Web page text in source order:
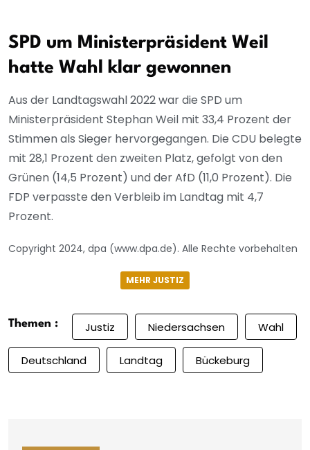
SPD um Ministerpräsident Weil
hatte Wahl klar gewonnen
Aus der Landtagswahl 2022 war die SPD um
Ministerpräsident Stephan Weil mit 33,4 Prozent der
Stimmen als Sieger hervorgegangen. Die CDU belegte
mit 28,1 Prozent den zweiten Platz, gefolgt von den
Grünen (14,5 Prozent) und der AfD (11,0 Prozent). Die
FDP verpasste den Verbleib im Landtag mit 4,7
Prozent.
Copyright 2024, dpa (www.dpa.de). Alle Rechte vorbehalten
MEHR JUSTIZ
Themen : Justiz Niedersachsen Wahl
Deutschland Landtag Bückeburg